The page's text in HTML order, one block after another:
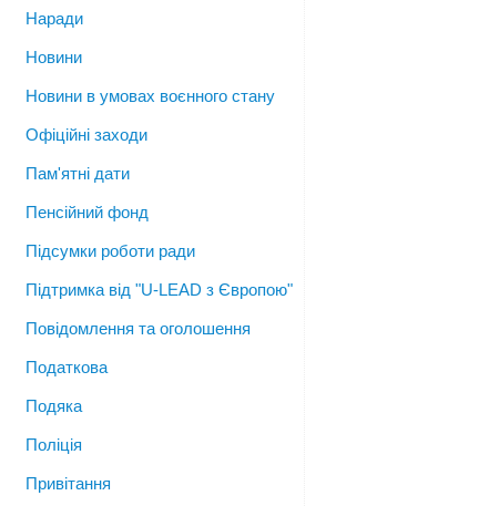
Наради
Новини
Новини в умовах воєнного стану
Офіційні заходи
Пам'ятні дати
Пенсійний фонд
Підсумки роботи ради
Підтримка від "U-LEAD з Європою"
Повідомлення та оголошення
Податкова
Подяка
Поліція
Привітання